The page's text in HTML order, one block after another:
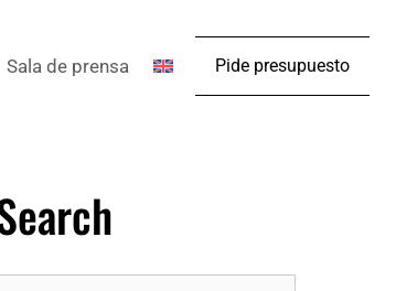
Sala de prensa Pide presupuesto